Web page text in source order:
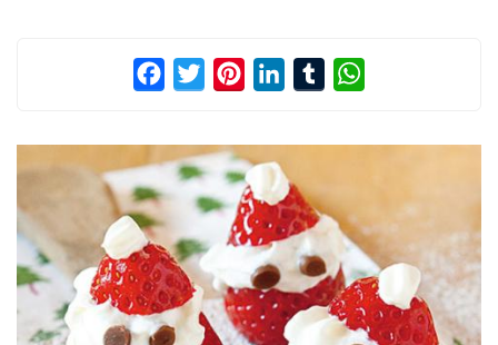
FacebookTwitterPinterestLinkedInTumblr